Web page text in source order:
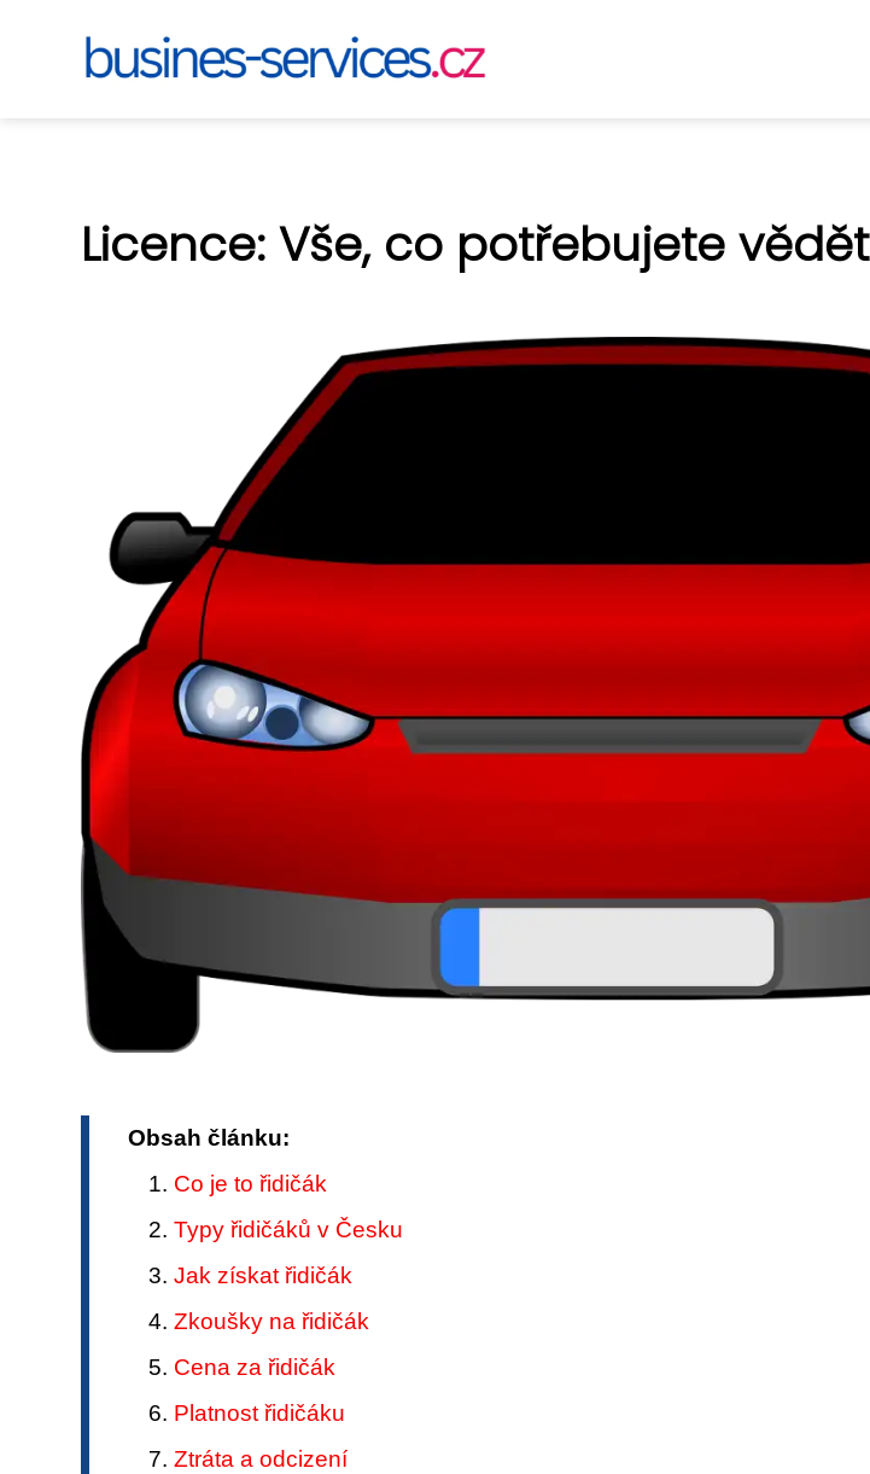
Licence: Vše, co potřebujete vědět
Obsah článku:
Co je to řidičák
Typy řidičáků v Česku
Jak získat řidičák
Zkoušky na řidičák
Cena za řidičák
Platnost řidičáku
Ztráta a odcizení